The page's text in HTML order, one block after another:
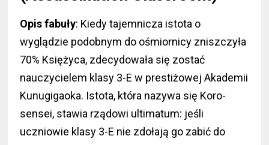
Opis fabuły: Kiedy tajemnicza istota o
wyglądzie podobnym do ośmiornicy zniszczyła
70% Księżyca, zdecydowała się zostać
nauczycielem klasy 3-E w prestiżowej Akademii
Kunugigaoka. Istota, która nazywa się Koro-
sensei, stawia rządowi ultimatum: jeśli
uczniowie klasy 3-E nie zdołają go zabić do